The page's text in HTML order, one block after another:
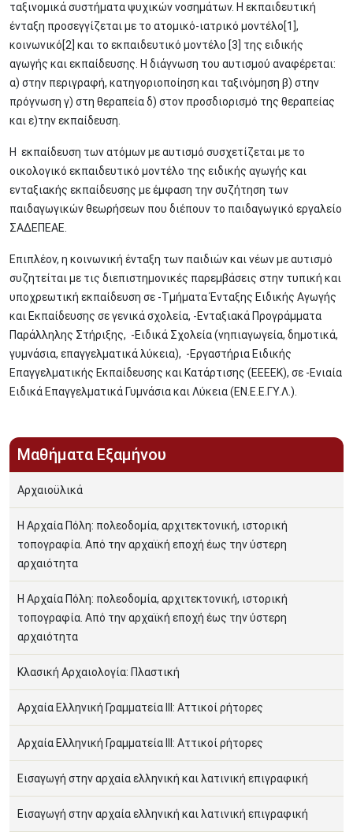
ταξινομικά συστήματα ψυχικών νοσημάτων. Η εκπαιδευτική
ένταξη προσεγγίζεται με το ατομικό-ιατρικό μοντέλο[1],
κοινωνικό[2] και το εκπαιδευτικό μοντέλο [3] της ειδικής
αγωγής και εκπαίδευσης. Η διάγνωση του αυτισμού αναφέρεται:
α) στην περιγραφή, κατηγοριοποίηση και ταξινόμηση β) στην
πρόγνωση γ) στη θεραπεία δ) στον προσδιορισμό της θεραπείας
και ε)την εκπαίδευση.
Η εκπαίδευση των ατόμων με αυτισμό συσχετίζεται με το
οικολογικό εκπαιδευτικό μοντέλο της ειδικής αγωγής και
ενταξιακής εκπαίδευσης με έμφαση την συζήτηση των
παιδαγωγικών θεωρήσεων που διέπουν το παιδαγωγικό εργαλείο
ΣΑΔΕΠΕΑΕ.
Επιπλέον, η κοινωνική ένταξη των παιδιών και νέων με αυτισμό
συζητείται με τις διεπιστημονικές παρεμβάσεις στην τυπική και
υποχρεωτική εκπαίδευση σε -Τμήματα Ένταξης Ειδικής Αγωγής
και Εκπαίδευσης σε γενικά σχολεία, -Ενταξιακά Προγράμματα
Παράλληλης Στήριξης, -Ειδικά Σχολεία (νηπιαγωγεία, δημοτικά,
γυμνάσια, επαγγελματικά λύκεια), -Εργαστήρια Ειδικής
Επαγγελματικής Εκπαίδευσης και Κατάρτισης (ΕΕΕΕΚ), σε -Ενιαία
Ειδικά Επαγγελματικά Γυμνάσια και Λύκεια (ΕΝ.Ε.Ε.ΓΥ.Λ.).
Μαθήματα Εξαμήνου
Αρχαιοϋλικά
Η Αρχαία Πόλη: πολεοδομία, αρχιτεκτονική, ιστορική
τοπογραφία. Από την αρχαϊκή εποχή έως την ύστερη
αρχαιότητα
Η Αρχαία Πόλη: πολεοδομία, αρχιτεκτονική, ιστορική
τοπογραφία. Από την αρχαϊκή εποχή έως την ύστερη
αρχαιότητα
Κλασική Αρχαιολογία: Πλαστική
Αρχαία Ελληνική Γραµµατεία ΙΙΙ: Αττικοί ρήτορες
Αρχαία Ελληνική Γραµµατεία ΙΙΙ: Αττικοί ρήτορες
Εισαγωγή στην αρχαία ελληνική και λατινική επιγραφική
Εισαγωγή στην αρχαία ελληνική και λατινική επιγραφική